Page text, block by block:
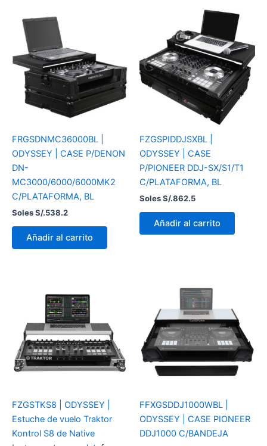
FRGSDNMC36000BL |
ODYSSEY | CASE P/DENON
DN-
MC3000/6000/6000MK2
C/PLATAFORMA, BL
Soles S/.538.2
Añadir al carrito
FZGSPIDDJSXBL |
ODYSSEY | CASE
P/PIONEER DDJ-SX/S1/T1
C/PLATAFORMA, BL
Soles S/.862.5
Añadir al carrito
FZGSTKS8 | ODYSSEY |
Estuche de vuelo Traktor
Kontrol S8 de Native
FFXGSDDJ1000WBL |
ODYSSEY | CASE PIONEER
DDJ1000 C/BANDEJA